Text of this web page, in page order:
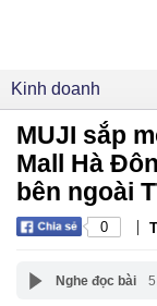
Kinh doanh
MUJI sắp
Mall Hà
bên ngoài
0 |
Nghe đọc bài